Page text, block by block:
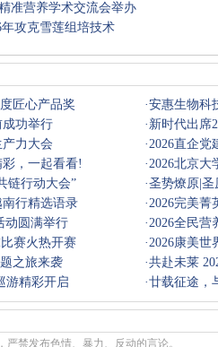
准营养学术交流会举办
攻克雪莲组培技术
匠心产品奖 ·安惠生物科
成功举行 · 新时代出席
力大会 ·2026直企党
，一起看看! ·2026北京
链行动大会” ·圣势燎原|圣
行精选语录 ·2026完美菁
动圆满举行 ·2026全民营
赛火热开赛 ·2026康美世
之旅来袭 ·共赴未莱
游精彩开启 ·廿载征途，
全球抗衰领
禁发布色情、暴力、反动的言论。